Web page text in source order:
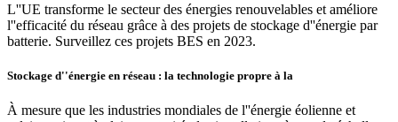
L''UE transforme le secteur des énergies renouvelables et améliore
l''efficacité du réseau grâce à des projets de stockage d''énergie par
batterie. Surveillez ces projets BES en 2023.
Stockage d''énergie en réseau : la technologie propre à la
À mesure que les industries mondiales de l''énergie éolienne et